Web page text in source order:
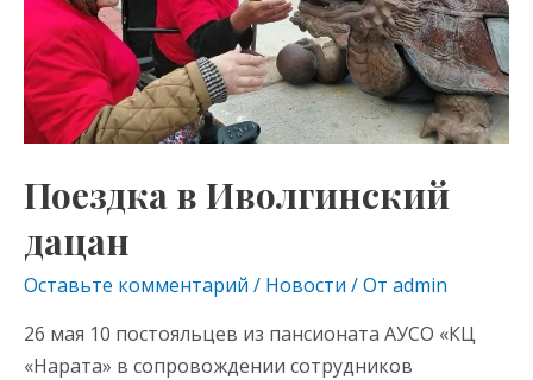
Поездка в Иволгинский
дацан
Оставьте комментарий / Новости / От admin
26 мая 10 постояльцев из пансионата АУСО «КЦ
«Нарата» в сопровождении сотрудников